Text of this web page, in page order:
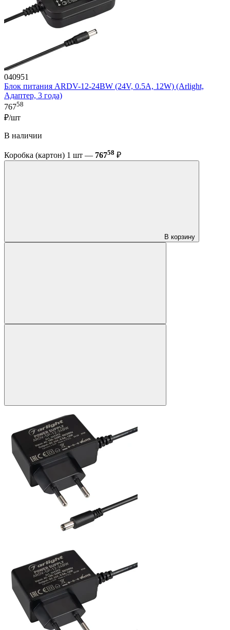
040951
Блок питания ARDV-12-24BW (24V, 0.5A, 12W) (Arlight,
Адаптер, 3 года)
76758
₽/шт
В наличии
Коробка (картон) 1 шт — 76758 ₽
В корзину